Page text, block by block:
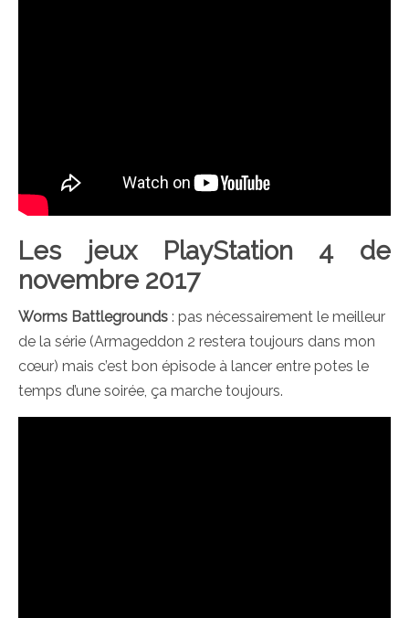
Les jeux PlayStation 4 de
novembre 2017
Worms Battlegrounds : pas nécessairement le meilleur
de la série (Armageddon 2 restera toujours dans mon
cœur) mais c’est bon épisode à lancer entre potes le
temps d’une soirée, ça marche toujours.